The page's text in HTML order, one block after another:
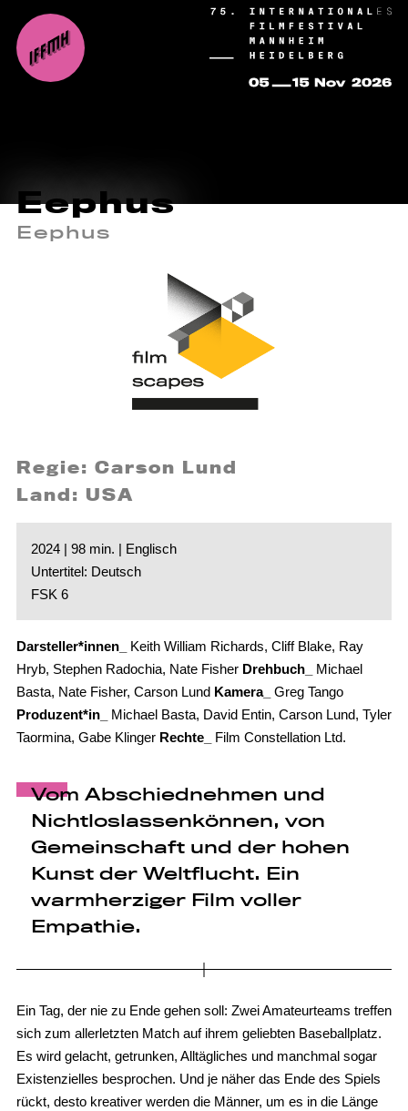
Eephus
Eephus
Regie: Carson Lund
Land: USA
2024 | 98 min. | Englisch
Untertitel: Deutsch
FSK 6
Darsteller*innen_
Keith William Richards, Cliff Blake, Ray
Hryb, Stephen Radochia, Nate Fisher Drehbuch_
Michael
Basta, Nate Fisher, Carson Lund Kamera_
Greg Tango
Produzent*in_
Michael Basta, David Entin, Carson Lund, Tyler
Taormina, Gabe Klinger Rechte_ Film Constellation Ltd.
Vom Abschiednehmen und
Nichtloslassenkönnen, von
Gemeinschaft und der hohen
Kunst der Weltflucht. Ein
warmherziger Film voller
Empathie.
Ein Tag, der nie zu Ende gehen soll: Zwei Amateurteams treffen
sich zum allerletzten Match auf ihrem geliebten Baseballplatz.
Es wird gelacht, getrunken, Alltägliches und manchmal sogar
Existenzielles besprochen. Und je näher das Ende des Spiels
rückt, desto kreativer werden die Männer, um es in die Länge